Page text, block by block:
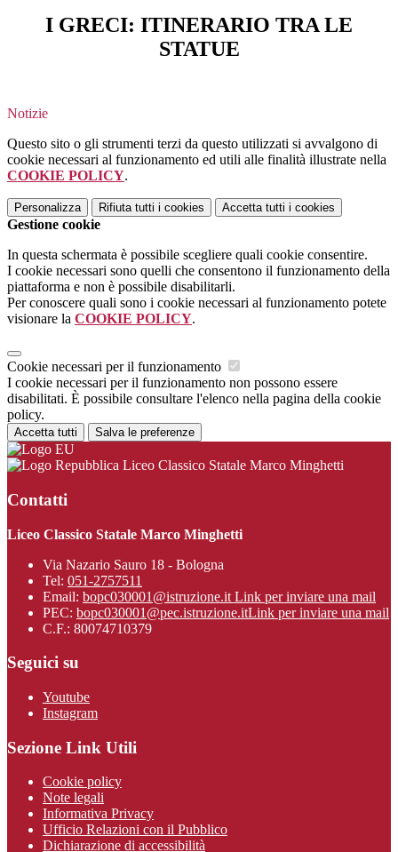
I GRECI: ITINERARIO TRA LE
STATUE
Notizie
Questo sito o gli strumenti terzi da questo utilizzati si avvalgono di
cookie necessari al funzionamento ed utili alle finalità illustrate nella
COOKIE POLICY.
Personalizza Rifiuta tutti i cookies Accetta tutti i cookies
Gestione cookie
In questa schermata è possibile scegliere quali cookie consentire.
I cookie necessari sono quelli che consentono il funzionamento della
piattaforma e non è possibile disabilitarli.
Per conoscere quali sono i cookie necessari al funzionamento potete
visionare la COOKIE POLICY.
Cookie necessari per il funzionamento
I cookie necessari per il funzionamento non possono essere
disabilitati. È possibile consultare l'elenco nella pagina della cookie
policy.
Accetta tutti Salva le preferenze
Liceo Classico Statale Marco Minghetti
Contatti
Liceo Classico Statale Marco Minghetti
Via Nazario Sauro 18 - Bologna
Tel: 051-2757511
Email: bopc030001@istruzione.it Link per inviare una mail
PEC: bopc030001@pec.istruzione.itLink per inviare una mail
C.F.: 80074710379
Seguici su
Youtube
Instagram
Sezione Link Utili
Cookie policy
Note legali
Informativa Privacy
Ufficio Relazioni con il Pubblico
Dichiarazione di accessibilità